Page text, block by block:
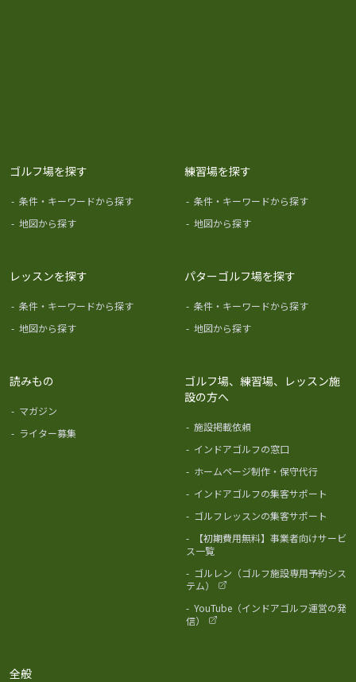
ゴルフ場を探す
- 条件・キーワードから探す
- 地図から探す
練習場を探す
- 条件・キーワードから探す
- 地図から探す
レッスンを探す
- 条件・キーワードから探す
- 地図から探す
パターゴルフ場を探す
- 条件・キーワードから探す
- 地図から探す
読みもの
- マガジン
- ライター募集
ゴルフ場、練習場、レッスン施
設の方へ
- 施設掲載依頼
- インドアゴルフの窓口
- ホームページ制作・保守代行
- インドアゴルフの集客サポート
- ゴルフレッスンの集客サポート
-
【初期費用無料】事業者向けサービ
ス一覧
- ゴルレン（ゴルフ施設専用予約シス
テム）
- YouTube（インドアゴルフ運営の発
信）
全般